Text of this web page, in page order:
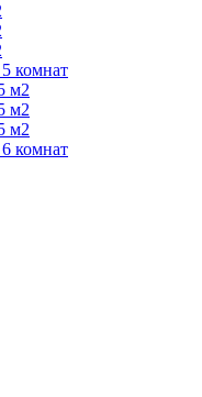
комнат
м2
м2
м2
комнат